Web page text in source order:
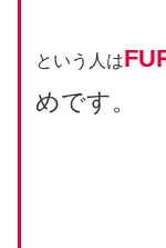
という人は
めです。